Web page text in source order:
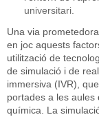
universitari.
Una via
en joc aquests
utilització de
de simulació i de
immersiva (IVR),
portades a les aules
química. La